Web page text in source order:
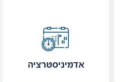
אדמיניסטרציה